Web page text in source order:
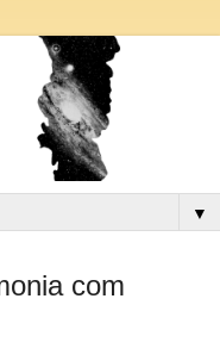
▼
com